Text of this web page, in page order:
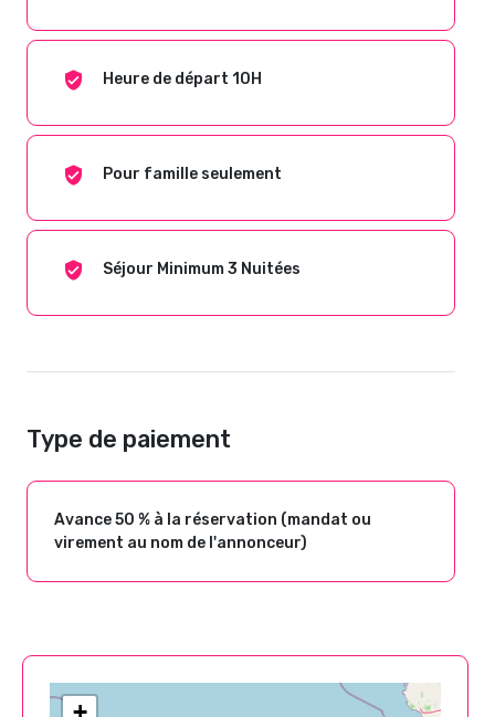
Heure de départ 10H
Pour famille seulement
Séjour Minimum 3 Nuitées
Type de paiement
Avance 50 % à la réservation (mandat ou
virement au nom de l'annonceur)